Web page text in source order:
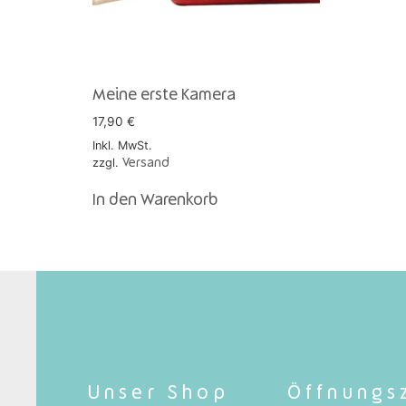
Meine erste Kamera
17,90 €
Inkl. MwSt.
zzgl. Versand
In den Warenkorb
Unser Shop